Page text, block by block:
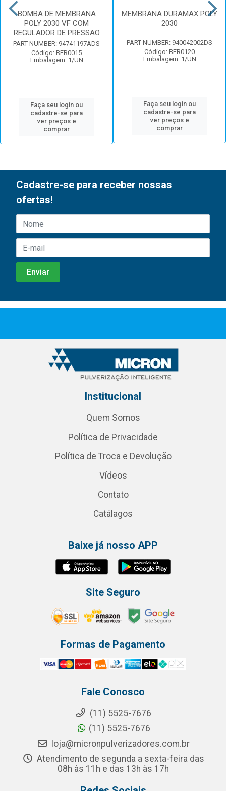
BOMBA DE MEMBRANA
POLY 2030 VF COM
REGULADOR DE PRESSAO
PART NUMBER: 94741197ADS
Código: BER0015
Embalagem: 1/UN
Faça seu login ou
cadastre-se para
ver preços e
comprar
MEMBRANA DURAMAX POLY
2030
PART NUMBER: 940042002DS
Código: BER0120
Embalagem: 1/UN
Faça seu login ou
cadastre-se para
ver preços e
comprar
Cadastre-se para receber nossas
ofertas!
Institucional
Quem Somos
Política de Privacidade
Política de Troca e Devolução
Vídeos
Contato
Catálagos
Baixe já nosso APP
Site Seguro
Formas de Pagamento
Fale Conosco
(11) 5525-7676
(11) 5525-7676
loja@micronpulverizadores.com.br
Atendimento de segunda a sexta-feira das
08h às 11h e das 13h às 17h